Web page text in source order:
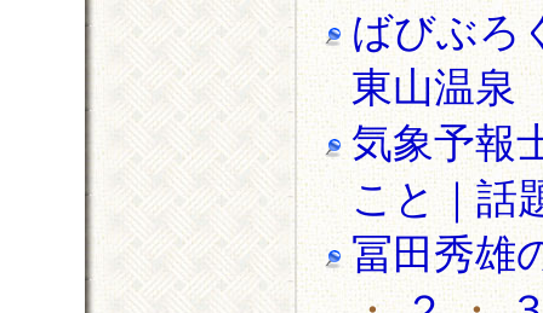
ばびぶろ
東山温泉
気象予報
こと｜話
冨田秀雄